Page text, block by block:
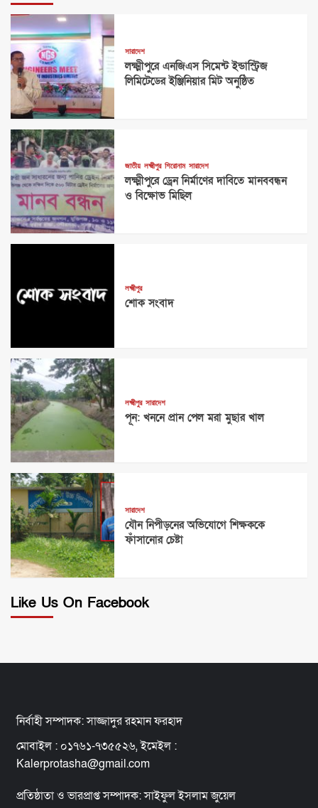
সারাদেশ
লক্ষ্মীপুরে এনজিএস সিমেন্ট ইন্ডাস্ট্রিজ
লিমিটেডের ইঞ্জিনিয়ার মিট অনুষ্ঠিত
জাতীয় লক্ষ্মীপুর শিরোনাম সারাদেশ
লক্ষ্মীপুরে ড্রেন নির্মাণের দাবিতে মানববন্ধন
ও বিক্ষোভ মিছিল
লক্ষ্মীপুর
শোক সংবাদ
লক্ষ্মীপুর সারাদেশ
পূন: খননে প্রান পেল মরা মুছার খাল
সারাদেশ
যৌন নিপীড়নের অভিযোগে শিক্ষককে
ফাঁসানোর চেষ্টা
Like Us On Facebook
নির্বাহী সম্পাদক: সাজ্জাদুর রহমান ফরহাদ
মোবাইল : ০১৭৬১-৭৩৫৫২৬, ইমেইল :
Kalerprotasha@gmail.com
প্রতিষ্ঠাতা ও ভারপ্রাপ্ত সম্পাদক: সাইফুল ইসলাম জুয়েল